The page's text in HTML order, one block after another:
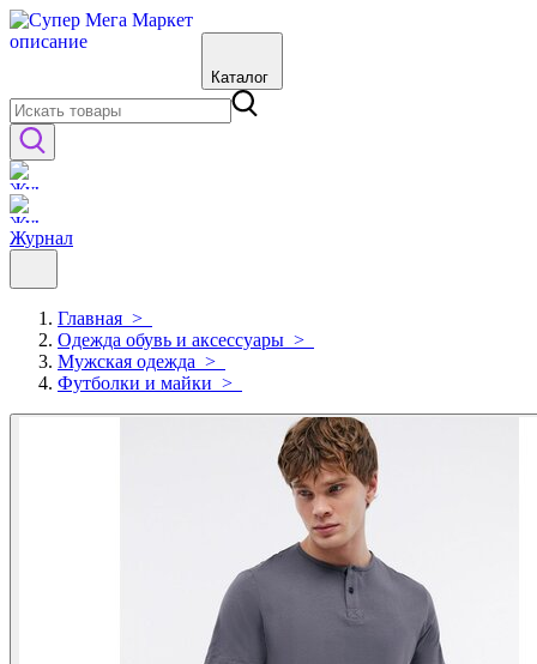
Каталог
Журнал
Главная >
Одежда обувь и аксессуары >
Мужская одежда >
Футболки и майки >